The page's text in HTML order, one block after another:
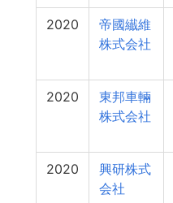
2020
帝國纎維
株式会社
2020
東邦車輛
株式会社
2020
興研株式
会社